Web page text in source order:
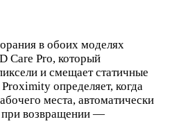
в обоих моделях
Care Pro, который
и смещает статичные
определяет, когда
места, автоматически
при возвращении —